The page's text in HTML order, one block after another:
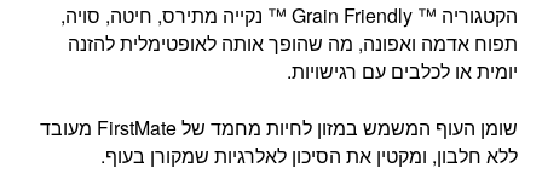
הקטגוריה ™ Grain Friendly ™ נקייה מתירס, חיטה, סויה,
תפוח אדמה ואפונה, מה שהופך אותה לאופטימלית להזנה
יומית או לכלבים עם רגישויות.
שומן העוף המשמש במזון לחיות מחמד של FirstMate מעובד
ללא חלבון, ומקטין את הסיכון לאלרגיות שמקורן בעוף.